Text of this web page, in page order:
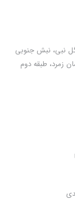
گل نبی، نبش جنوبی